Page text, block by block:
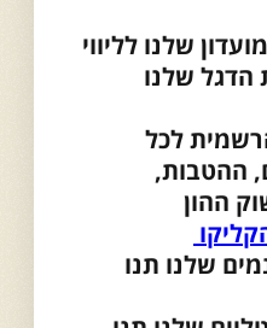
שלנו לליווי
הדגל שלנו
לכל
ההטבות,
ההון
שלנו תנו